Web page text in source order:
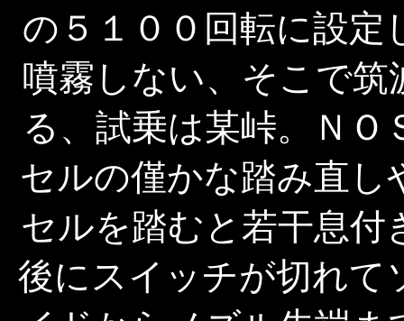
の５１００回転に設
噴霧しない、そこで
る、試乗は某峠。Ｎ
セルの僅かな踏み直
セルを踏むと若干息
後にスイッチが切れて